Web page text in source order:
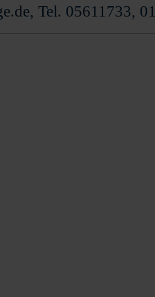
Tel. 05611733,